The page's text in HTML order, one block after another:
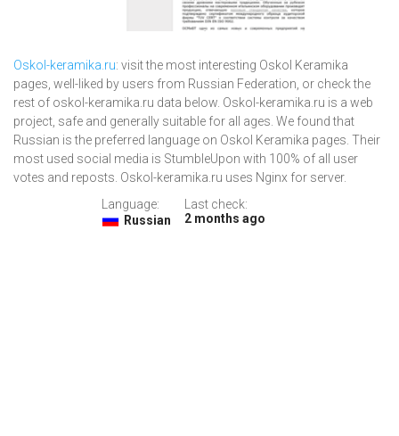
Oskol-keramika.ru: visit the most interesting Oskol Keramika
pages, well-liked by users from Russian Federation, or check the
rest of oskol-keramika.ru data below. Oskol-keramika.ru is a web
project, safe and generally suitable for all ages. We found that
Russian is the preferred language on Oskol Keramika pages. Their
most used social media is StumbleUpon with 100% of all user
votes and reposts. Oskol-keramika.ru uses Nginx for server.
Language:
Russian
Last check:
2 months ago